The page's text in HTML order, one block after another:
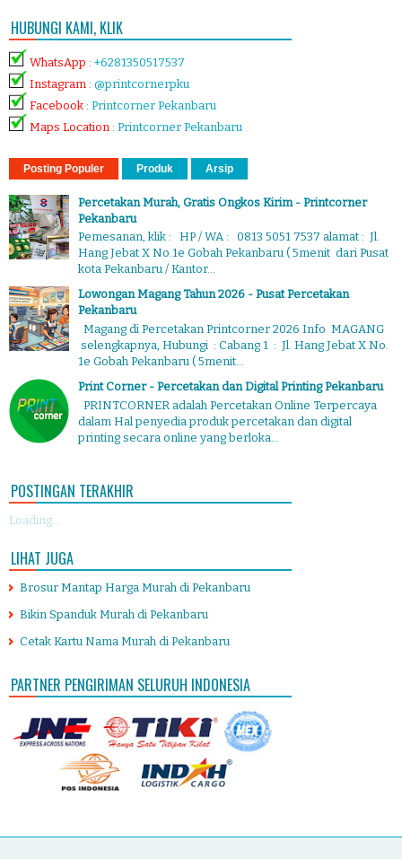
HUBUNGI KAMI, KLIK
WhatsApp : +6281350517537
Instagram : @printcornerpku
Facebook : Printcorner Pekanbaru
Maps Location : Printcorner Pekanbaru
Posting Populer Produk Arsip
Percetakan Murah, Gratis Ongkos Kirim - Printcorner
Pekanbaru
Pemesanan, klik : HP / WA : 0813 5051 7537 alamat : Jl.
Hang Jebat X No.1e Gobah Pekanbaru ( 5menit dari Pusat
kota Pekanbaru / Kantor...
Lowongan Magang Tahun 2026 - Pusat Percetakan
Pekanbaru
Magang di Percetakan Printcorner 2026 Info MAGANG
selengkapnya, Hubungi : Cabang 1 : Jl. Hang Jebat X No.
1e Gobah Pekanbaru ( 5menit...
Print Corner - Percetakan dan Digital Printing Pekanbaru
PRINTCORNER adalah Percetakan Online Terpercaya
dalam Hal penyedia produk percetakan dan digital
printing secara online yang berloka...
POSTINGAN TERAKHIR
Loading...
LIHAT JUGA
Brosur Mantap Harga Murah di Pekanbaru
Bikin Spanduk Murah di Pekanbaru
Cetak Kartu Nama Murah di Pekanbaru
PARTNER PENGIRIMAN SELURUH INDONESIA